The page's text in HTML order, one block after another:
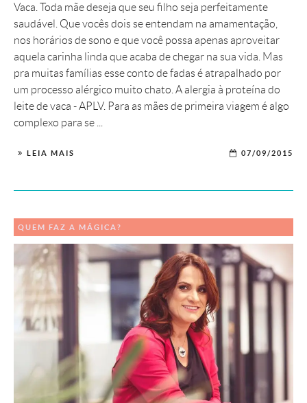
Vaca. Toda mãe deseja que seu filho seja perfeitamente
saudável. Que vocês dois se entendam na amamentação,
nos horários de sono e que você possa apenas aproveitar
aquela carinha linda que acaba de chegar na sua vida. Mas
pra muitas famílias esse conto de fadas é atrapalhado por
um processo alérgico muito chato. A alergia à proteína do
leite de vaca - APLV. Para as mães de primeira viagem é algo
complexo para se ...
LEIA MAIS 07/09/2015
QUEM FAZ A MÁGICA?